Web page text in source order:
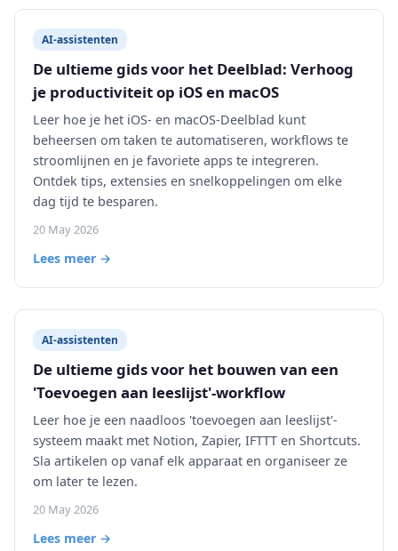
AI-assistenten
De ultieme gids voor het Deelblad: Verhoog
je productiviteit op iOS en macOS
Leer hoe je het iOS- en macOS-Deelblad kunt
beheersen om taken te automatiseren, workflows te
stroomlijnen en je favoriete apps te integreren.
Ontdek tips, extensies en snelkoppelingen om elke
dag tijd te besparen.
20 May 2026
Lees meer →
AI-assistenten
De ultieme gids voor het bouwen van een
'Toevoegen aan leeslijst'-workflow
Leer hoe je een naadloos 'toevoegen aan leeslijst'-
systeem maakt met Notion, Zapier, IFTTT en Shortcuts.
Sla artikelen op vanaf elk apparaat en organiseer ze
om later te lezen.
20 May 2026
Lees meer →